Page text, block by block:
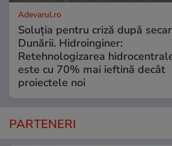
Adevarul.ro
Soluția pentru criză după
Dunării. Hidroinginer:
Retehnologizarea
este cu 70% mai ieftină decât
proiectele noi
PARTENERI